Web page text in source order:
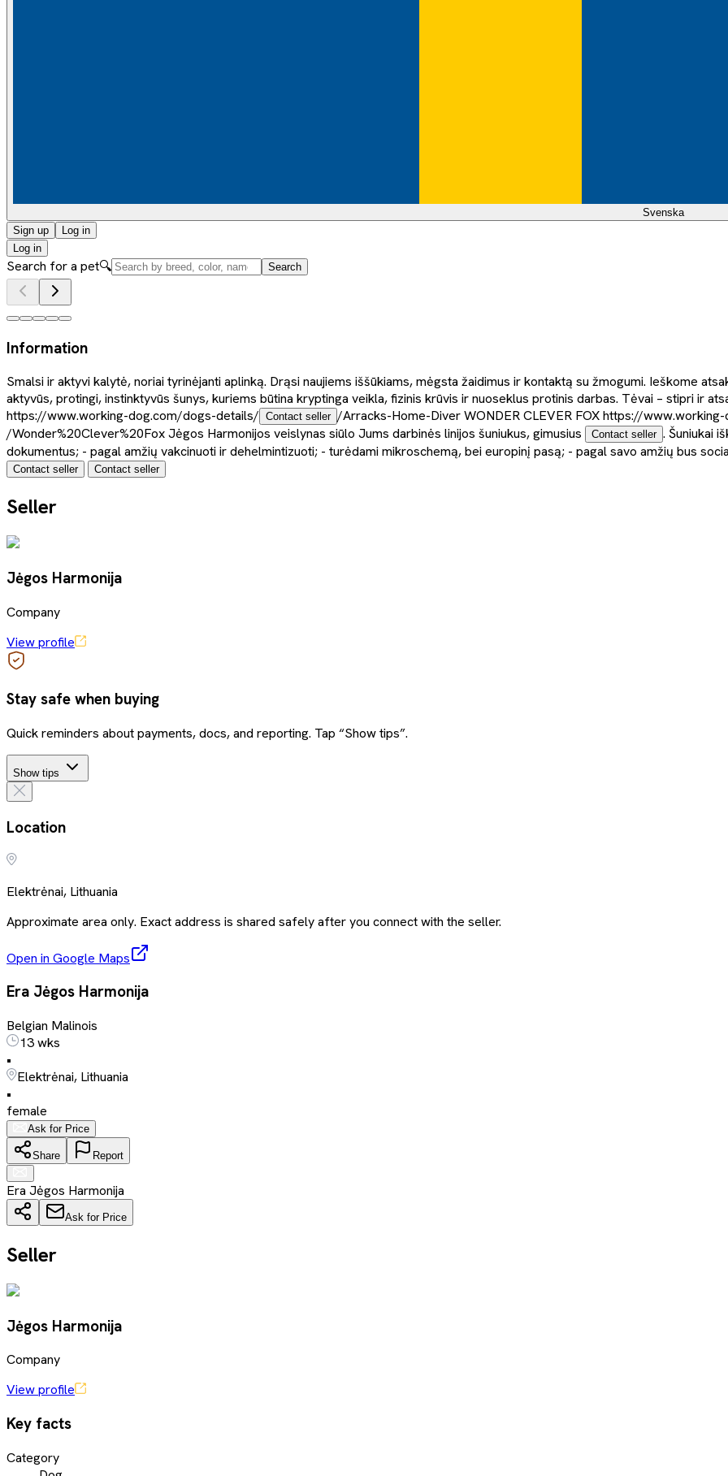
Svenska
Sign up
Log in
Log in
Search for a pet🔍 Search
Information
Smalsi ir aktyvi kalytė, noriai tyrinėjanti aplinką. Drąsi naujiems iššūkiams, mėgsta žaidimus ir kontaktą su žmogumi. Ieškome
aktyvūs, protingi, instinktyvūs šunys, kuriems būtina kryptinga veikla, fizinis krūvis ir nuoseklus protinis darbas. Tėvai – stipri ir
https://www.working-dog.com/dogs-details/ Contact seller /Arracks-Home-Diver WONDER CLEVER FOX https://
/Wonder%20Clever%20Fox Jėgos Harmonijos veislynas siūlo Jums darbinės linijos šuniukus, gimusius Contact seller . Šuniukai
dokumentus; - pagal amžių vakcinuoti ir dehelmintizuoti; - turėdami mikroschemą, bei europinį pasą; - pagal savo amžių bus
Contact seller Contact seller
Seller
Jėgos Harmonija
Company
View profile
Stay safe when buying
Quick reminders about payments, docs, and reporting. Tap “Show tips”.
Show tips
Location
Elektrėnai, Lithuania
Approximate area only. Exact address is shared safely after you connect with the seller.
Open in Google Maps
Era Jėgos Harmonija
Belgian Malinois
13 wks
•
Elektrėnai, Lithuania
•
female
Ask for Price
Share Report
Era Jėgos Harmonija
Ask for Price
Seller
Jėgos Harmonija
Company
View profile
Key facts
Category